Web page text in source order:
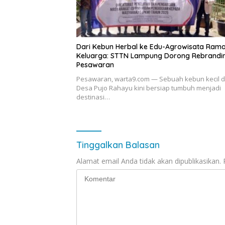
Dari Kebun Herbal ke Edu-Agrowisata
Keluarga: STTN Lampung Dorong
Pesawaran
Pesawaran, warta9.com — Sebuah kebun kecil
Desa Pujo Rahayu kini bersiap tumbuh menjadi
destinasi…
Tinggalkan Balasan
Alamat email Anda tidak akan dipublikasikan.